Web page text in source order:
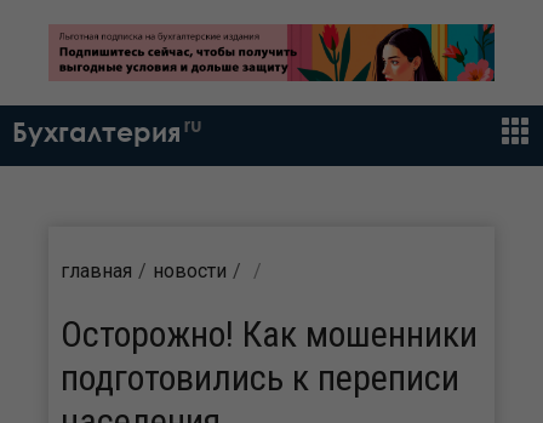
Бухгалтерия ru
главная новости
Осторожно! Как мошенники
подготовились к переписи